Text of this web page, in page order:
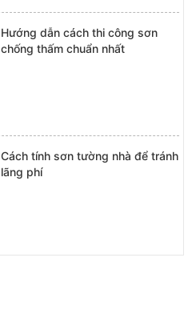
Hướng dẫn cách thi công sơn
chống thấm chuẩn nhất
Cách tính sơn tường nhà để tránh
lãng phí